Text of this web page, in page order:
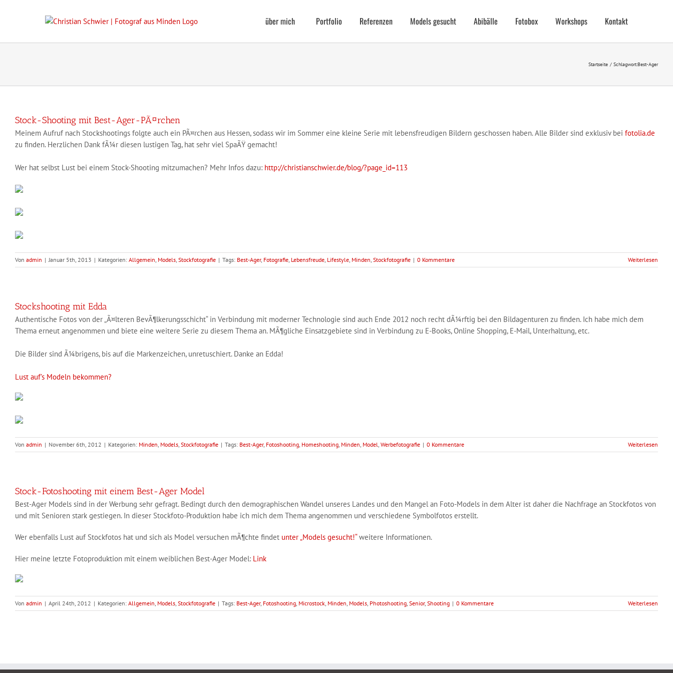
über mich Portfolio Referenzen Models gesucht Abibälle Fotobox Workshops Kontakt
Startseite Schlagwort:Best-Ager
Stock-Shooting mit Best-Ager-PÃ¤rchen
Meinem Aufruf nach Stockshootings folgte auch ein PÃ¤rchen aus Hessen, sodass wir im Sommer eine kleine Serie mit lebensfreudigen Bildern geschossen haben. Alle Bilder sind exklusiv bei fotolia.de
zu finden. Herzlichen Dank fÃ¼r diesen lustigen Tag, hat sehr viel SpaÃŸ gemacht!
Wer hat selbst Lust bei einem Stock-Shooting mitzumachen? Mehr Infos dazu: http://christianschwier.de/blog/?page_id=113
Von admin | Januar 5th, 2013 | Kategorien: Allgemein, Models, Stockfotografie | Tags: Best-Ager, Fotografie, Lebensfreude, Lifestyle, Minden, Stockfotografie | 0 Kommentare Weiterlesen
Stockshooting mit Edda
Authentische Fotos von der „Ã¤lteren BevÃ¶lkerungsschicht“ in Verbindung mit moderner Technologie sind auch Ende 2012 noch recht dÃ¼rftig bei den Bildagenturen zu finden. Ich habe mich dem
Thema erneut angenommen und biete eine weitere Serie zu diesem Thema an. MÃ¶gliche Einsatzgebiete sind in Verbindung zu E-Books, Online Shopping, E-Mail, Unterhaltung, etc.
Die Bilder sind Ã¼brigens, bis auf die Markenzeichen, unretuschiert. Danke an Edda!
Lust auf’s Modeln bekommen?
Von admin | November 6th, 2012 | Kategorien: Minden, Models, Stockfotografie | Tags: Best-Ager, Fotoshooting, Homeshooting, Minden, Model, Werbefotografie | 0 Kommentare Weiterlesen
Stock-Fotoshooting mit einem Best-Ager Model
Best-Ager Models sind in der Werbung sehr gefragt. Bedingt durch den demographischen Wandel unseres Landes und den Mangel an Foto-Models in dem Alter ist daher die Nachfrage an Stockfotos von
und mit Senioren stark gestiegen. In dieser Stockfoto-Produktion habe ich mich dem Thema angenommen und verschiedene Symbolfotos erstellt.
Wer ebenfalls Lust auf Stockfotos hat und sich als Model versuchen mÃ¶chte findet unter „Models gesucht!“weitere Informationen.
Hier meine letzte Fotoproduktion mit einem weiblichen Best-Ager Model: Link
Von admin | April 24th, 2012 | Kategorien: Allgemein, Models, Stockfotografie | Tags: Best-Ager, Fotoshooting, Microstock, Minden, Models, Photoshooting, Senior, Shooting | 0 Kommentare Weiterlesen